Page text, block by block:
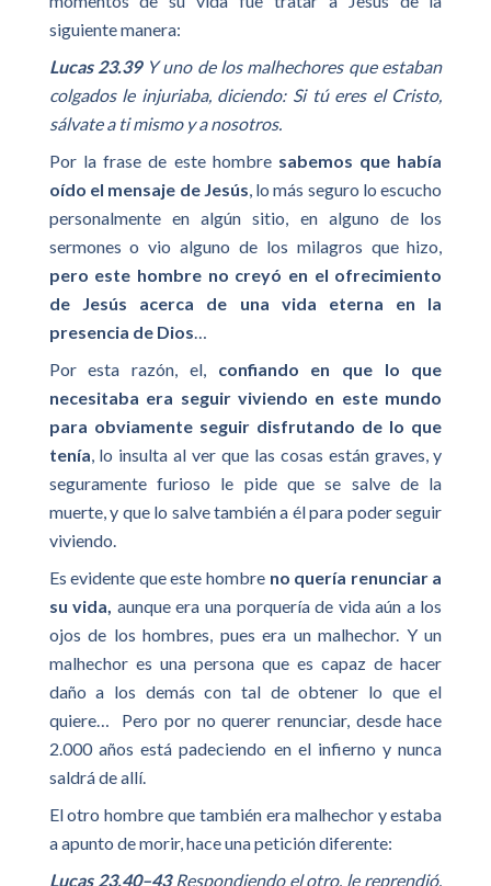
siguiente manera:
Lucas 23.39Y uno de los malhechores que estaban
colgados le injuriaba, diciendo: Si tú eres el Cristo,
sálvate a ti mismo y a nosotros.
Por la frase de este hombre sabemos que había
oído el mensaje de Jesús , lo más seguro lo escucho
personalmente en algún sitio, en alguno de los
sermones o vio alguno de los milagros que hizo,
pero este hombre no creyó en el ofrecimiento
de Jesús acerca de una vida eterna en la
presencia de Dios
Por esta razón, el, confiando en que lo que
necesitaba era seguir viviendo en este mundo
para obviamente seguir disfrutando de lo que
tenía , lo insulta al ver que las cosas están graves, y
seguramente furioso le pide que se salve de la
muerte, y que lo salve también a él para poder seguir
viviendo.
Es evidente que este hombre no quería renunciar a
su vida, aunque era una porquería de vida aún a los
ojos de los hombres, pues era un malhechor. Y un
malhechor es una persona que es capaz de hacer
daño a los demás con tal de obtener lo que el
quiere… Pero por no querer renunciar, desde hace
2.000 años está padeciendo en el infierno y nunca
saldrá de allí.
El otro hombre que también era malhechor y estaba
a apunto de morir, hace una petición diferente:
Lucas 23.40–43Respondiendo el otro, le reprendió,